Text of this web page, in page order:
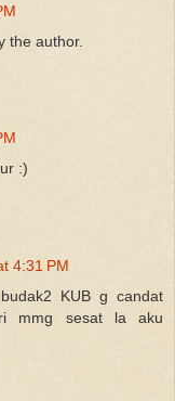
the author.
:)
4:31 PM
KUB g candat
mmg sesat la aku